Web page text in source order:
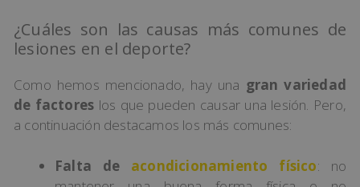
¿Cuáles son las causas más comunes de
lesiones en el deporte?
Como hemos mencionado, hay una gran variedad
de factores los que pueden causar una lesión. Pero,
a continuación destacamos los más comunes:
Falta de acondicionamiento físico: no